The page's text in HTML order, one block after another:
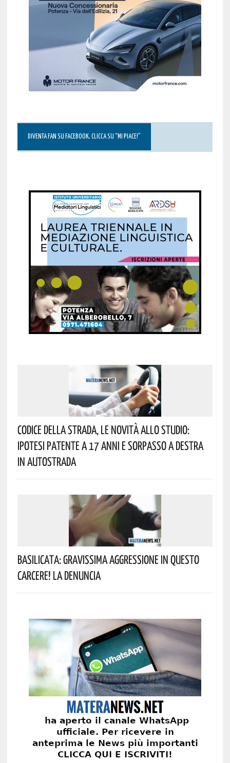
DIVENTA FAN SU FACEBOOK, CLICCA SU “MI PIACE!”
Codice Della Strada, Le Novità Allo Studio:
Ipotesi Patente A 17 Anni E Sorpasso A Destra
In Autostrada
Basilicata: Gravissima Aggressione In Questo
Carcere! La Denuncia